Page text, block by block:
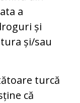
a
și
și/sau
turcă
că